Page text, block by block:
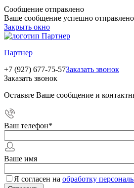
Сообщение отправлено
Ваше сообщение успешно
Закрыть окно
Партнер
+7 (927) 677-75-57Заказать звонок
Заказать звонок
Оставьте Ваше сообщение и
Ваш телефон*
Ваше имя
Я согласен на обработку